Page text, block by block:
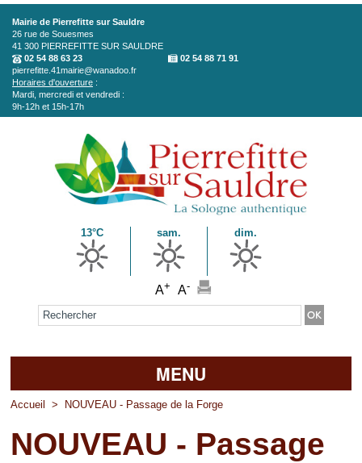
Aller au contenu principal
Mairie de Pierrefitte sur Sauldre
26 rue de Souesmes
41 300 PIERREFITTE SUR SAULDRE
02 54 88 63 23
02 54 88 71 91
pierrefitte.41mairie@wanadoo.fr
Horaires d'ouverture :
Mardi, mercredi et vendredi :
9h-12h et 15h-17h
13°C sam. dim.
A+ A-
Formulaire de recherche
MENU
Accueil
La mairie
Accueil > NOUVEAU - Passage de la Forge
NOUVEAU - Passage